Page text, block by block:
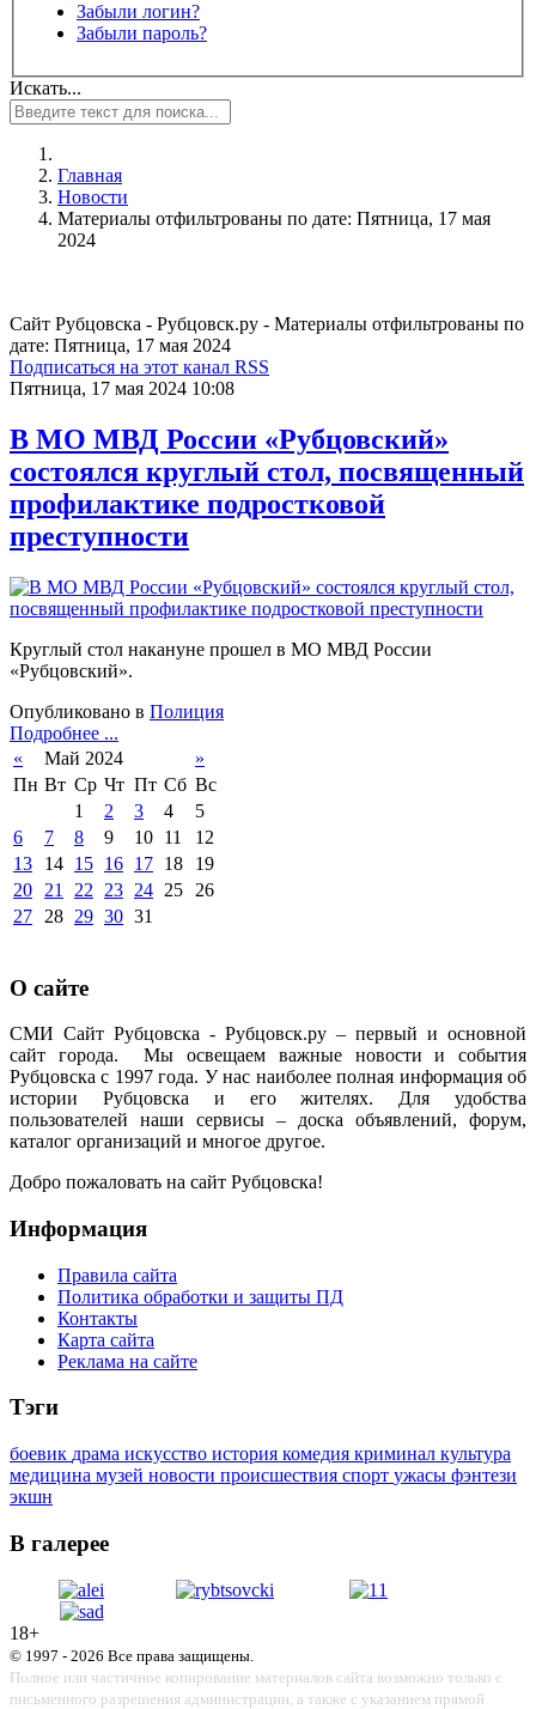
Забыли логин?
Забыли пароль?
Искать...
Главная
Новости
Материалы отфильтрованы по дате: Пятница, 17 мая
2024
Сайт Рубцовска - Рубцовск.ру - Материалы отфильтрованы по
дате: Пятница, 17 мая 2024
Подписаться на этот канал RSS
Пятница, 17 мая 2024 10:08
В МО МВД России «Рубцовский»
состоялся круглый стол, посвященный
профилактике подростковой
преступности
Круглый стол накануне прошел в МО МВД России
«Рубцовский».
Опубликовано в Полиция
Подробнее ...
«
Май 2024
»
Пн Вт Ср Чт Пт Сб Вс
1
2 3 4
5
6
7 8 9 10 11
12
13
14 15 16 17 18
19
20
21 22 23 24 25
26
27
28 29 30 31
О сайте
СМИ Сайт Рубцовска - Рубцовск.ру – первый и основной
сайт города. Мы освещаем важные новости и события
Рубцовска с 1997 года. У нас наиболее полная информация об
истории Рубцовска и его жителях. Для удобства
пользователей наши сервисы – доска объявлений, форум,
каталог организаций и многое другое.
Добро пожаловать на сайт Рубцовска!
Информация
Правила сайта
Политика обработки и защиты ПД
Контакты
Карта сайта
Реклама на сайте
Тэги
боевик драма искусство история комедия криминал культура
медицина музей новости происшествия спорт ужасы фэнтези
экшн
В галерее
18+
© 1997 - 2026 Все права защищены.
Полное или частичное копирование материалов сайта возможно только с
письменного разрешения администрации, а также с указанием прямой